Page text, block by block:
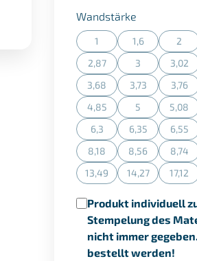
Wandstärke
1
(Diese Option ist zurzeit
1,6
(Diese Option
2
2,87
(Diese Option ist zurzeit
3
(Diese Option
3,02
3,68
(Diese Option ist zurzeit
3,73
(Diese Option
3,76
4,85
(Diese Option ist zurzeit
5
(Diese Option
5,08
6,3
(Diese Option ist zurzeit
6,35
(Diese Option
6,55
8,18
(Diese Option ist zurzeit
8,56
(Diese Option
8,74
13,49
(Diese Option ist zurzeit
14,27
(Diese Option
17,12
Produkt individuell
Stempelung des
nicht immer
bestellt werden!